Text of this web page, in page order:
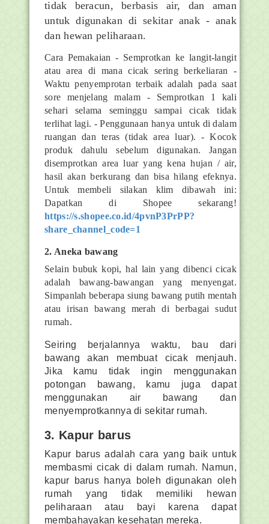
tidak beracun, berbasis air, dan aman
untuk digunakan di sekitar anak - anak
dan hewan peliharaan.
Cara Pemakaian - Semprotkan ke langit-langit
atau area di mana cicak sering berkeliaran -
Waktu penyemprotan terbaik adalah pada saat
sore menjelang malam - Semprotkan 1 kali
sehari selama seminggu sampai cicak tidak
terlihat lagi. - Penggunaan hanya untuk di dalam
ruangan dan teras (tidak area luar). - Kocok
produk dahulu sebelum digunakan. Jangan
disemprotkan area luar yang kena hujan / air,
hasil akan berkurang dan bisa hilang efeknya.
Untuk membeli silakan klim dibawah ini:
Dapatkan di Shopee sekarang!
https://s.shopee.co.id/4pvnP3PrPP?
share_channel_code=1
2. Aneka bawang
Selain bubuk kopi, hal lain yang dibenci cicak
adalah bawang-bawangan yang menyengat.
Simpanlah beberapa siung bawang putih mentah
atau irisan bawang merah di berbagai sudut
rumah.
Seiring berjalannya waktu, bau dari
bawang akan membuat cicak menjauh.
Jika kamu tidak ingin menggunakan
potongan bawang, kamu juga dapat
menggunakan air bawang dan
menyemprotkannya di sekitar rumah.
3. Kapur barus
Kapur barus adalah cara yang baik untuk
membasmi cicak di dalam rumah. Namun,
kapur barus hanya boleh digunakan oleh
rumah yang tidak memiliki hewan
peliharaan atau bayi karena dapat
membahayakan kesehatan mereka.